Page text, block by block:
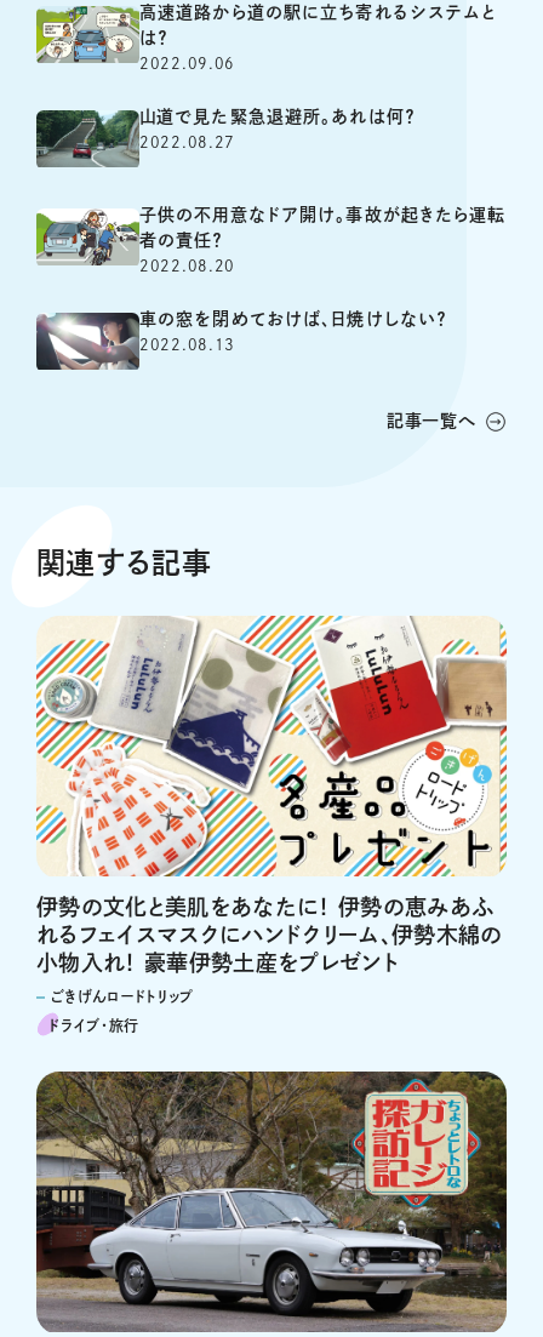
高速道路から道の駅に立ち寄れるシステムと
は？
2022.09.06
山道で見た緊急退避所。あれは何？
2022.08.27
子供の不用意なドア開け。事故が起きたら運転
者の責任？
2022.08.20
車の窓を閉めておけば、日焼けしない？
2022.08.13
記事一覧へ
関連する記事
伊勢の文化と美肌をあなたに！ 伊勢の恵みあふ
れるフェイスマスクにハンドクリーム、伊勢木綿の
小物入れ！ 豪華伊勢土産をプレゼント
ごきげんロードトリップ
ドライブ･旅行